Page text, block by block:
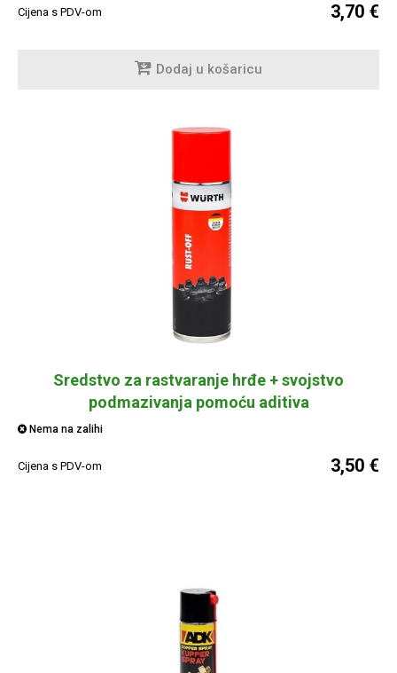
Cijena s PDV-om 3,70 €
Dodaj u košaricu
Sredstvo za rastvaranje hrđe + svojstvo
podmazivanja pomoću aditiva
Nema na zalihi
Cijena s PDV-om 3,50 €